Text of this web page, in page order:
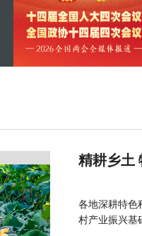
精耕乡土
各地深耕特色
村产业振兴基